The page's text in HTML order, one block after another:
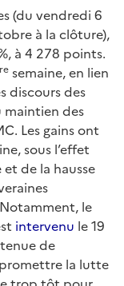
(du vendredi 6
à la clôture),
à 4 278 points.
semaine, en lien
discours des
maintien des
Les gains ont
sous l’effet
de la hausse
le
intervenu le 19
de
la lutte